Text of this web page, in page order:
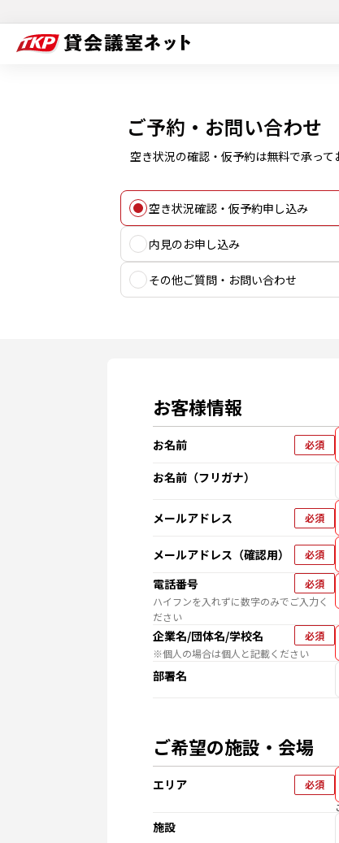
ご予約・お問い合わせ
空き状況の確認・仮予約は無料で承って
空き状況確認・仮予約申し込み
内見のお申し込み
その他ご質問・お問い合わせ
お客様情報
お名前 必須
お名前（フリガナ）
メールアドレス 必須
メールアドレス（確認用） 必須
電話番号
必須
ハイフンを入れずに数字のみでご入力く
ださい
企業名/団体名/学校名
必須
※個人の場合は個人と記載ください
部署名
ご希望の施設・会場
エリア
必須
施設